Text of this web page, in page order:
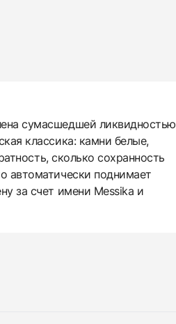
сумасшедшей ликвидностью
классика: камни белые,
сколько сохранность
автоматически поднимает
за счет имени Messika и